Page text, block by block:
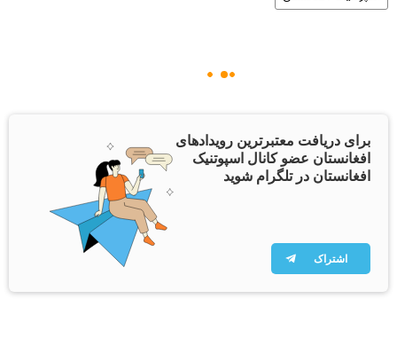
برای دریافت معتبرترین رویدادهای
افغانستان عضو کانال اسپوتنیک
افغانستان در تلگرام شوید
اشتراک